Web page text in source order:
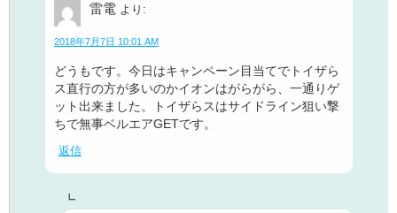
雷電 より:
2018年7月7日 10:01 AM
どうもです。今日はキャンペーン目当てでトイザら
ス直行の方が多いのかイオンはがらがら、一通りゲ
ット出来ました。トイザらスはサイドライン狙い撃
ちで無事ベルエアGETです。
返信